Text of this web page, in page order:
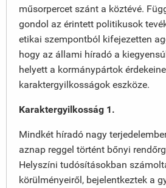
műsorpercet szánt a köztévé.
gondol az érintett politikusok
etikai szempontból kifejezetten
hogy az állami híradó a
helyett a kormánypártok
karaktergyilkosságok eszköze.
Karaktergyilkosság 1.
Mindkét híradó nagy
aznap reggel történt bőnyi
Helyszíni tudósításokban
körülményeiről, bejelentkeztek a